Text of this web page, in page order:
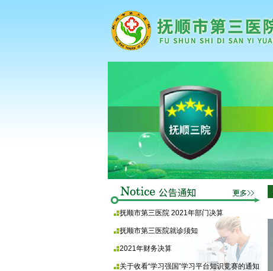
抚顺市第三医院 2021年部门决算
抚顺市第三医院就诊须知
2021年财务决算
关于收看“学习强国”学习平台知识竞赛的通知